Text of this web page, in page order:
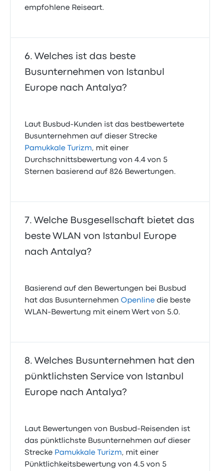
empfohlene Reiseart.
Welches ist das beste
Busunternehmen von Istanbul
Europe nach Antalya?
Laut Busbud-Kunden ist das bestbewertete
Busunternehmen auf dieser Strecke
Pamukkale Turizm, mit einer
Durchschnittsbewertung von 4.4 von 5
Sternen basierend auf 826 Bewertungen.
Welche Busgesellschaft bietet das
beste WLAN von Istanbul Europe
nach Antalya?
Basierend auf den Bewertungen bei Busbud
hat das BusunternehmenOpenline die beste
WLAN-Bewertung mit einem Wert von 5.0.
Welches Busunternehmen hat den
pünktlichsten Service von Istanbul
Europe nach Antalya?
Laut Bewertungen von Busbud-Reisenden ist
das pünktlichste Busunternehmen auf dieser
Strecke Pamukkale Turizm, mit einer
Pünktlichkeitsbewertung von 4.5 von 5